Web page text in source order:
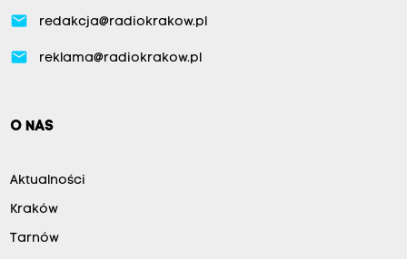
email redakcja@radiokrakow.pl
email reklama@radiokrakow.pl
O NAS
Aktualności
Kraków
Tarnów